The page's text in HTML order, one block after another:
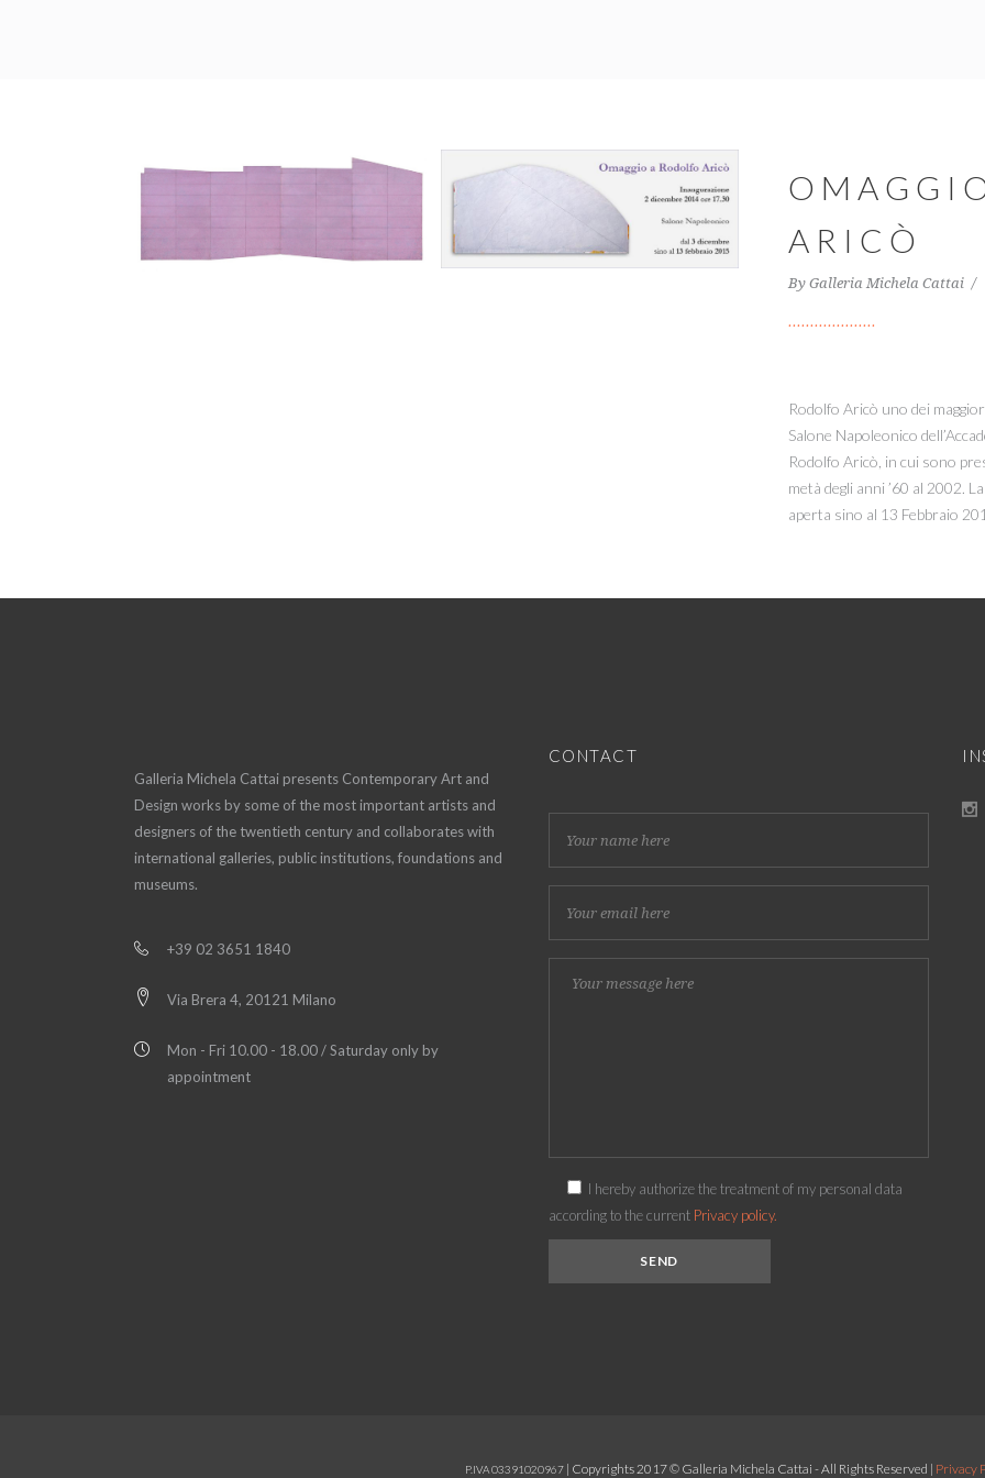
ARICÒ
By Galleria Michela Cattai
Rodolfo Aricò uno dei
Salone Napoleonico
Rodolfo Aricò, in cui sono
metà degli anni ’60 al 2002.
aperta sino al 13 Febbraio
Galleria Michela Cattai presents Contemporary Art and
Design works by some of the most important artists and
designers of the twentieth century and collaborates with
international galleries, public institutions, foundations and
museums.
+39 02 3651 1840
Via Brera 4, 20121 Milano
Mon - Fri 10.00 - 18.00 / Saturday only by
appointment
CONTACT
I hereby authorize the treatment of my personal data
according to the current Privacy policy.
P.IVA 03391020967 | Copyrights 2017 © Galleria Michela Cattai - All Rights Reserved | Privacy